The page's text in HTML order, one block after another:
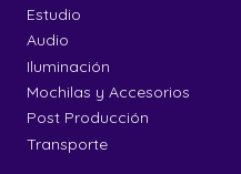
Estudio
Audio
Iluminación
Mochilas y Accesorios
Post Producción
Transporte